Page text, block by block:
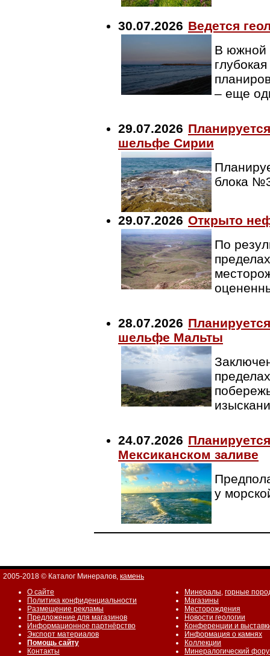
30.07.2026 Ведется
В южной
– еще
29.07.2026
шельфе Сирии
блока
29.07.2026 Открыто
По
28.07.2026
шельфе Мальты
24.07.2026
Мексиканском заливе
у
2005-2018 © Каталог Минералов, камень
О сайте
Политика конфиденциальности
Размещение рекламы
Предложение для магазинов
Информационное партнёрство
Экспорт материалов
Помощь сайту
Контакты
Минералы, горные
Магазины
Месторождения
Новости геологии
Конференции и
Информация о камнях
Коллекции
Минералогический